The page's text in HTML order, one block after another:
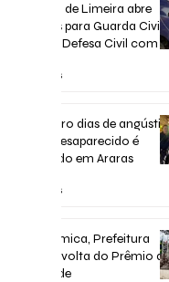
Concurso de Limeira abre
inscrições para Guarda Civil,
Trânsito e Defesa Civil com
há 21 horas
Após quatro dias de
homem desaparecido é
encontrado em Araras
há 22 horas
Após polêmica, Prefeitura
confirma volta do Prêmio de
Assiduidade